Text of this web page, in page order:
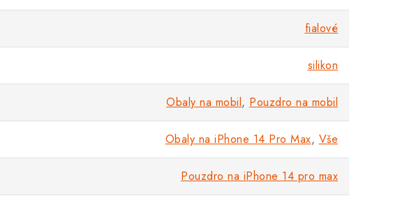
fialové
silikon
Obaly na mobil, Pouzdro na mobil
Obaly na iPhone 14 Pro Max, Vše
Pouzdro na iPhone 14 pro max